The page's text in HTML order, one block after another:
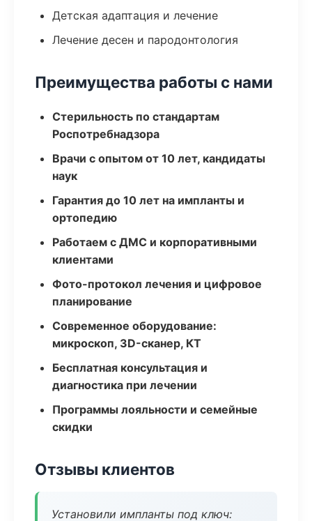
Детская адаптация и лечение
Лечение десен и пародонтология
Преимущества работы с нами
Стерильность по стандартам
Роспотребнадзора
Врачи с опытом от 10 лет, кандидаты
наук
Гарантия до 10 лет на импланты и
ортопедию
Работаем с ДМС и корпоративными
клиентами
Фото-протокол лечения и цифровое
планирование
Современное оборудование:
микроскоп, 3D-сканер, КТ
Бесплатная консультация и
диагностика при лечении
Программы лояльности и семейные
скидки
Отзывы клиентов
Установили импланты под ключ: